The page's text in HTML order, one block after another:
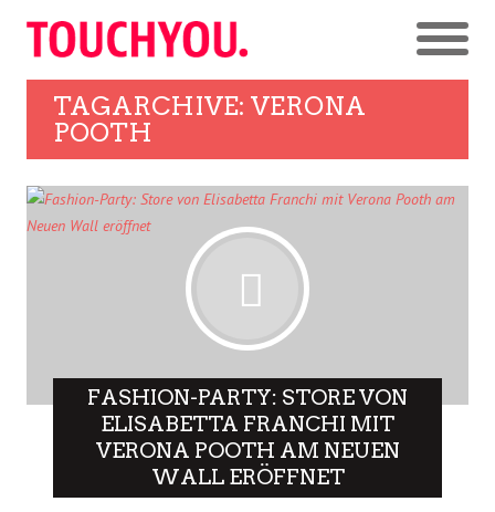
TAGARCHIVE: VERONA
POOTH
FASHION-PARTY: STORE VON
ELISABETTA FRANCHI MIT
VERONA POOTH AM NEUEN
WALL ERÖFFNET